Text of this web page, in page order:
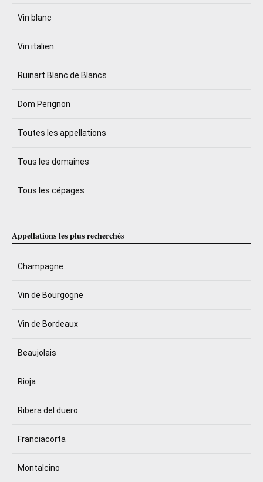
Vin blanc
Vin italien
Ruinart Blanc de Blancs
Dom Perignon
Toutes les appellations
Tous les domaines
Tous les cépages
Appellations les plus recherchés
Champagne
Vin de Bourgogne
Vin de Bordeaux
Beaujolais
Rioja
Ribera del duero
Franciacorta
Montalcino